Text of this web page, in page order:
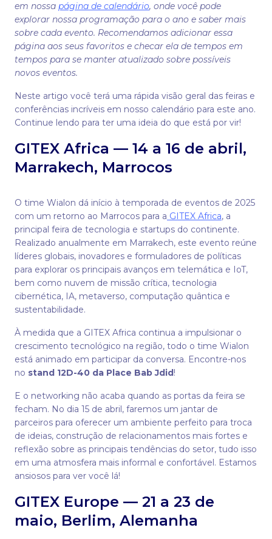
em nossa página de calendário, onde você pode
explorar nossa programação para o ano e saber mais
sobre cada evento. Recomendamos adicionar essa
página aos seus favoritos e checar ela de tempos em
tempos para se manter atualizado sobre possíveis
novos eventos.
Neste artigo você terá uma rápida visão geral das feiras e
conferências incríveis em nosso calendário para este ano.
Continue lendo para ter uma ideia do que está por vir!
GITEX Africa — 14 a 16 de abril,
Marrakech, Marrocos
O time Wialon dá início à temporada de eventos de 2025
com um retorno ao Marrocos para a GITEX Africa, a
principal feira de tecnologia e startups do continente.
Realizado anualmente em Marrakeсh, este evento reúne
líderes globais, inovadores e formuladores de políticas
para explorar os principais avanços em telemática e IoT,
bem como nuvem de missão crítica, tecnologia
cibernética, IA, metaverso, computação quântica e
sustentabilidade.
À medida que a GITEX Africa continua a impulsionar o
crescimento tecnológico na região, todo o time Wialon
está animado em participar da conversa. Encontre-nos
no stand 12D-40 da Place Bab Jdid!
E o networking não acaba quando as portas da feira se
fecham. No dia 15 de abril, faremos um jantar de
parceiros para oferecer um ambiente perfeito para troca
de ideias, construção de relacionamentos mais fortes e
reflexão sobre as principais tendências do setor, tudo isso
em uma atmosfera mais informal e confortável. Estamos
ansiosos para ver você lá!
GITEX Europe — 21 a 23 de
maio, Berlim, Alemanha